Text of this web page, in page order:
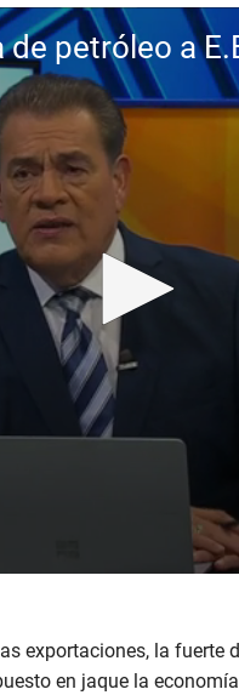
exportaciones, la fuerte
en jaque la